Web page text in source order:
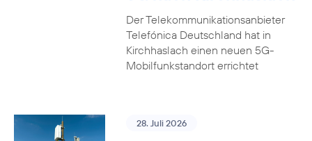
Der Telekommunikationsanbieter
Telefónica Deutschland hat in
Kirchhaslach einen neuen 5G-
Mobilfunkstandort errichtet
28. Juli 2026